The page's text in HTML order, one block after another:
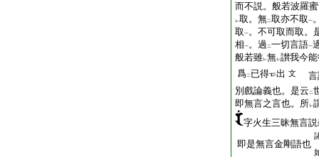
而不説。般若波羅
レ取。無二取亦不取一
取一。不可取而取。
相一。過 二一切言語一
般若雖レ無レ讃我今
爲二 已得 出 文
言
別戲論義也。是云 二
即無言之言也。所レ
字火生三昧無言
即是無言金剛語也